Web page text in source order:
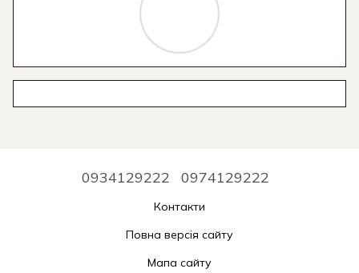
0934129222 0974129222
Контакти
Повна версія сайту
Мапа сайту